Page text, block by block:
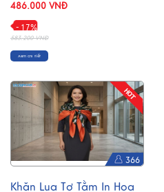
486.000 VNĐ
- 17%
583.200 VNĐ
Xem chi tiết
366
Khăn Lụa Tơ Tằm In Họa